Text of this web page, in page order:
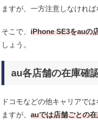
ますが、一方注意しなければ
そこで、 iPhone SE3をauの
しょう。
au各店舗の在庫確
ドコモなどの他キャリアで
ますが、 auでは店舗ごとの